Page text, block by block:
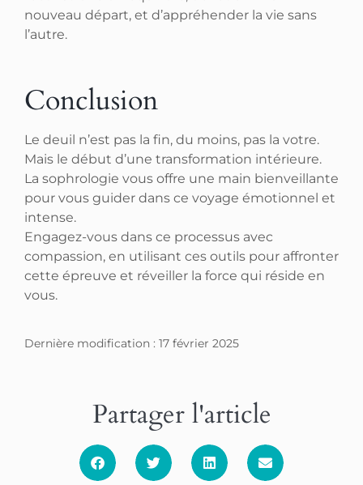
nouveau départ, et d’appréhender la vie sans
l’autre.
Conclusion
Le deuil n’est pas la fin, du moins, pas la votre.
Mais le début d’une transformation intérieure.
La sophrologie vous offre une main bienveillante
pour vous guider dans ce voyage émotionnel et
intense.
Engagez-vous dans ce processus avec
compassion, en utilisant ces outils pour affronter
cette épreuve et réveiller la force qui réside en
vous.
Dernière modification : 17 février 2025
Partager l'article